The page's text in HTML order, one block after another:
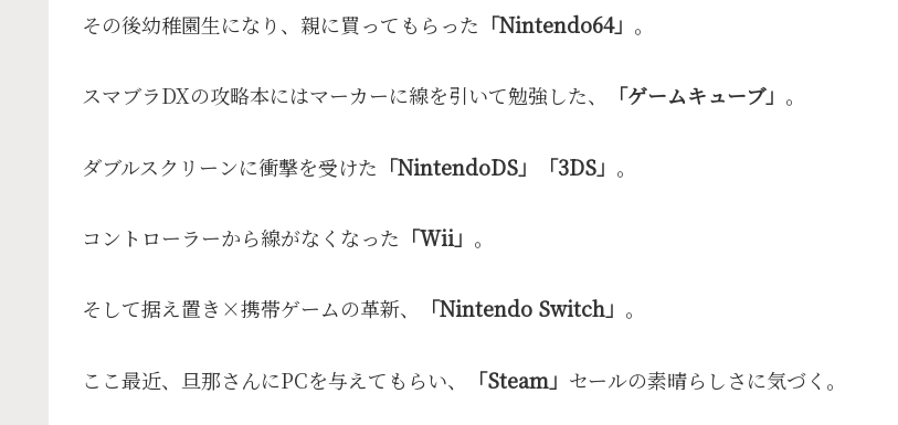
その後幼稚園生になり、親に買ってもらった 「Nintendo64」 。
スマブラDXの攻略本にはマーカーに線を引いて勉強した、 「ゲームキューブ」 。
ダブルスクリーンに衝撃を受けた 「NintendoDS」「3DS」 。
コントローラーから線がなくなった 「Wii」 。
そして据え置き×携帯ゲームの革新、 「Nintendo Switch」 。
ここ最近、旦那さんにPCを与えてもらい、 「Steam」 セールの素晴らしさに気づく。